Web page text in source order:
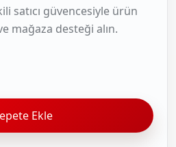
satıcı güvencesiyle ürün
mağaza desteği alın.
Ekle